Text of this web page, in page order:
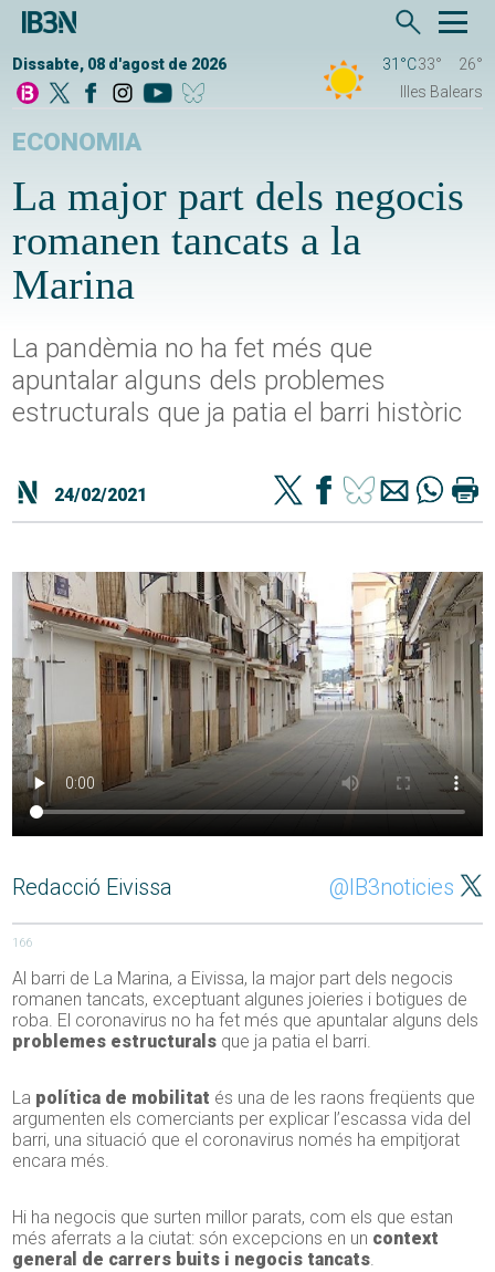
Dissabte, 08 d'agost de 2026 31°C33°
26°
Illes Balears
ECONOMIA
La major part dels negocis
romanen tancats a la
Marina
La pandèmia no ha fet més que
apuntalar alguns dels problemes
estructurals que ja patia el barri històric
24/02/2021
Redacció Eivissa @IB3noticies
166
Al barri de La Marina, a Eivissa, la major part dels negocis
romanen tancats, exceptuant algunes joieries i botigues de
roba. El coronavirus no ha fet més que apuntalar alguns dels
problemes estructurals que ja patia el barri.
La política de mobilitat és una de les raons freqüents que
argumenten els comerciants per explicar l’escassa vida del
barri, una situació que el coronavirus només ha empitjorat
encara més.
Hi ha negocis que surten millor parats, com els que estan
més aferrats a la ciutat: són excepcions en un context
general de carrers buits i negocis tancats.